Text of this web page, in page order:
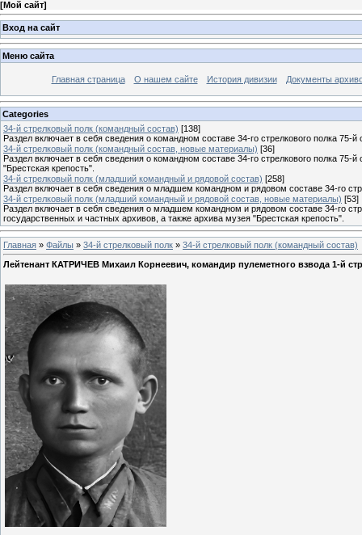
[Мой сайт]
Вход на сайт
Меню сайта
Главная страница О нашем сайте История дивизии Документы
Categories
34-й стрелковый полк (командный состав) [138]
Раздел включает в себя сведения о командном составе 34-го стрелкового полка 75-й
34-й стрелковый полк (командный состав, новые материалы) [36]
Раздел включает в себя сведения о командном составе 34-го стрелкового полка
"Брестская крепость".
34-й стрелковый полк (младший командный и рядовой состав) [258]
Раздел включает в себя сведения о младшем командном и рядовом составе 34-го
34-й стрелковый полк (младший командный и рядовой состав, новые материалы) [53]
Раздел включает в себя сведения о младшем командном и рядовом составе 34-го
государственных и частных архивов, а также архива музея "Брестская крепость".
Главная » Файлы » 34-й стрелковый полк » 34-й стрелковый полк (командный состав)
Лейтенант КАТРИЧЕВ Михаил Корнеевич, командир пулеметного взвода 1-й